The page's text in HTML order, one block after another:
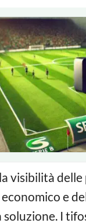
visibilità
e
soluzione. I